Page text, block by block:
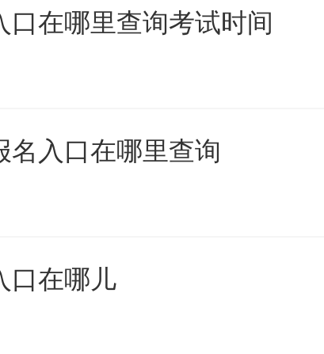
在哪里查询考试时间
名入口在哪里查询
口在哪儿